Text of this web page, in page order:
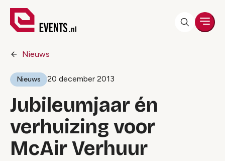
Nieuws
Nieuws 20 december 2013
Jubileumjaar én
verhuizing voor
McAir Verhuur